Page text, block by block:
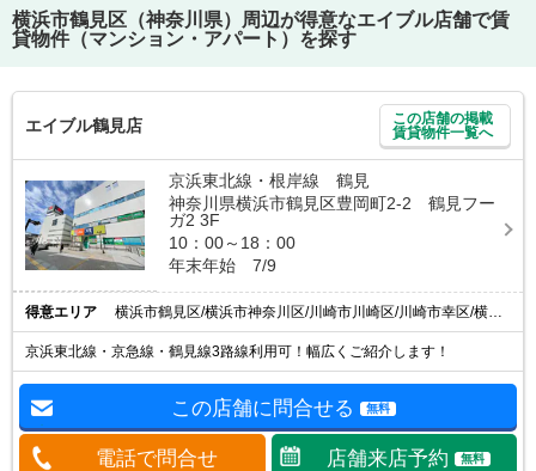
横浜市鶴見区（神奈川県）
周辺が得意なエイブル店舗で賃
貸物件（マンション・アパート）を探す
エイブル鶴見店
この店舗の掲載
賃貸物件一覧へ
京浜東北線・根岸線 鶴見
神奈川県横浜市鶴見区豊岡町2-2 鶴見フー
ガ2 3F
10：00～18：00
年末年始 7/9
得意エリア 横浜市鶴見区/横浜市神奈川区/川崎市川崎区/川崎市幸区/横浜市港北区
京浜東北線・京急線・鶴見線3路線利用可！幅広くご紹介します！
この店舗に問合せる 無料
電話で問合せ 店舗来店予約 無料